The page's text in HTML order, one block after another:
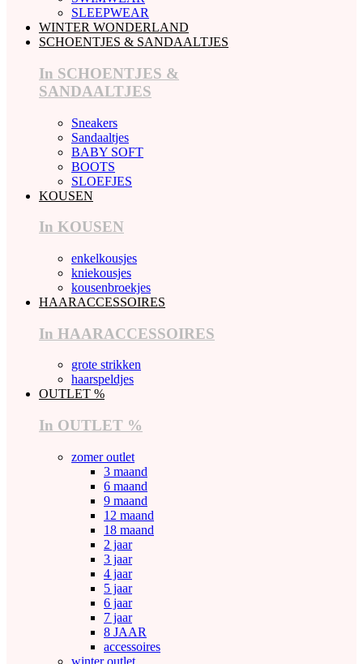
SLEEPWEAR
WINTER WONDERLAND
SCHOENTJES & SANDAALTJES
In SCHOENTJES &
SANDAALTJES
Sneakers
Sandaaltjes
BABY SOFT
BOOTS
SLOEFJES
KOUSEN
In KOUSEN
enkelkousjes
kniekousjes
kousenbroekjes
HAARACCESSOIRES
In HAARACCESSOIRES
grote strikken
haarspeldjes
OUTLET %
In OUTLET %
zomer outlet
3 maand
6 maand
9 maand
12 maand
18 maand
2 jaar
3 jaar
4 jaar
5 jaar
6 jaar
7 jaar
8 JAAR
accessoires
winter outlet